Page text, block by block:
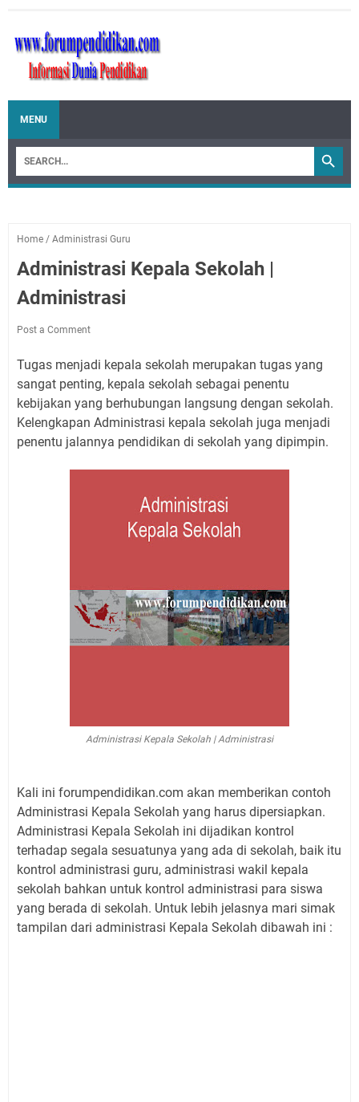
MENU
Home / Administrasi Guru
Administrasi Kepala Sekolah |
Administrasi
Post a Comment
Tugas menjadi kepala sekolah merupakan tugas yang
sangat penting, kepala sekolah sebagai penentu
kebijakan yang berhubungan langsung dengan sekolah.
Kelengkapan Administrasi kepala sekolah juga menjadi
penentu jalannya pendidikan di sekolah yang dipimpin.
Administrasi Kepala Sekolah | Administrasi
Kali ini forumpendidikan.com akan memberikan contoh
Administrasi Kepala Sekolah yang harus dipersiapkan.
Administrasi Kepala Sekolah ini dijadikan kontrol
terhadap segala sesuatunya yang ada di sekolah, baik itu
kontrol administrasi guru, administrasi wakil kepala
sekolah bahkan untuk kontrol administrasi para siswa
yang berada di sekolah. Untuk lebih jelasnya mari simak
tampilan dari administrasi Kepala Sekolah dibawah ini :